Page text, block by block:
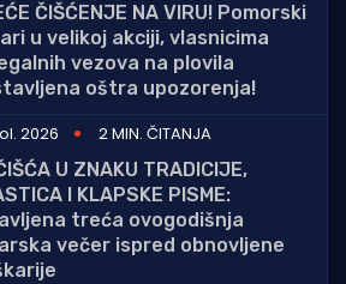
ČIŠĆENJE NA VIRU! Pomorski
u velikoj akciji, vlasnicima
vezova na plovila
oštra upozorenja!
2026
2 MIN. ČITANJA
U ZNAKU TRADICIJE,
I KLAPSKE PISME:
treća ovogodišnja
večer ispred obnovljene